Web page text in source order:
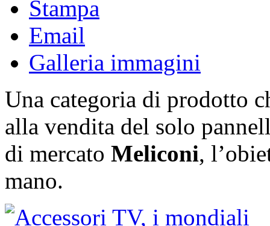
Stampa
Email
Galleria immagini
Una categoria di prodotto
alla vendita del solo
di mercato Meliconi,
mano.